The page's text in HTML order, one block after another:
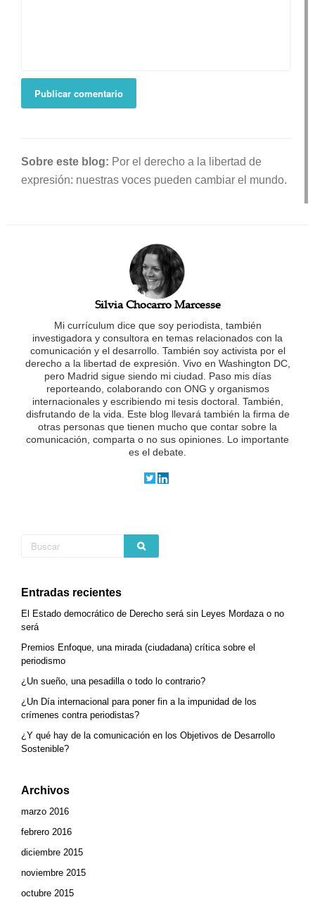
Sobre este blog: Por el derecho a la libertad de
expresión: nuestras voces pueden cambiar el mundo.
Silvia Chocarro Marcesse
Mi currículum dice que soy periodista, también
investigadora y consultora en temas relacionados con la
comunicación y el desarrollo. También soy activista por el
derecho a la libertad de expresión. Vivo en Washington DC,
pero Madrid sigue siendo mi ciudad. Paso mis días
reporteando, colaborando con ONG y organismos
internacionales y escribiendo mi tesis doctoral. También,
disfrutando de la vida. Este blog llevará también la firma de
otras personas que tienen mucho que contar sobre la
comunicación, comparta o no sus opiniones. Lo importante
es el debate.
Entradas recientes
El Estado democrático de Derecho será sin Leyes Mordaza o no
será
Premios Enfoque, una mirada (ciudadana) crítica sobre el
periodismo
¿Un sueño, una pesadilla o todo lo contrario?
¿Un Día internacional para poner fin a la impunidad de los
crímenes contra periodistas?
¿Y qué hay de la comunicación en los Objetivos de Desarrollo
Sostenible?
Archivos
marzo 2016
febrero 2016
diciembre 2015
noviembre 2015
octubre 2015